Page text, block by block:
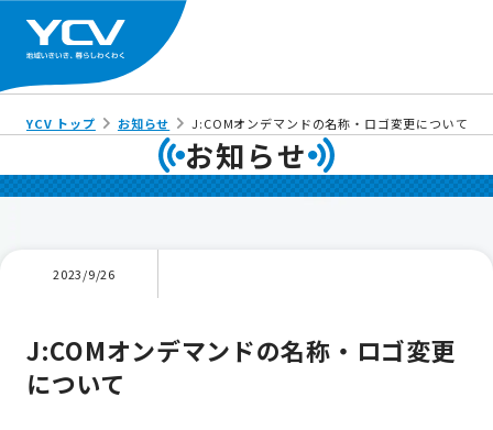
YCV トップ お知らせ J:COMオンデマンドの名称・ロゴ変更について
お知らせ
2023/9/26
J:COMオンデマンドの名称・ロゴ変更
について